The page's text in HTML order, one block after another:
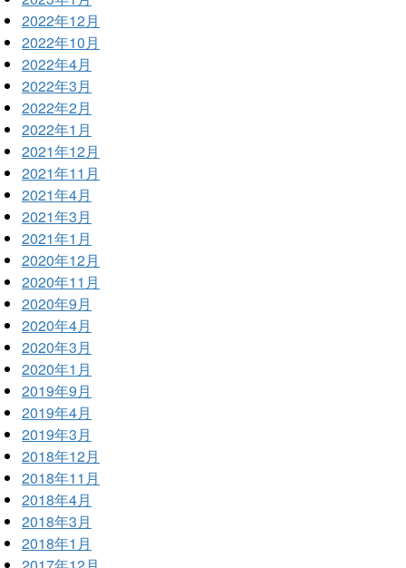
2022年12月
2022年10月
2022年4月
2022年3月
2022年2月
2022年1月
2021年12月
2021年11月
2021年4月
2021年3月
2021年1月
2020年12月
2020年11月
2020年9月
2020年4月
2020年3月
2020年1月
2019年9月
2019年4月
2019年3月
2018年12月
2018年11月
2018年4月
2018年3月
2018年1月